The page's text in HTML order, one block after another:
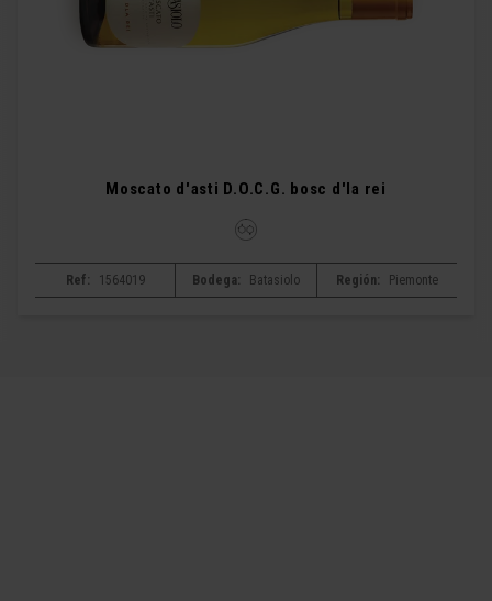
Moscato d'asti D.O.C.G. bosc d'la rei
Ref: 1564019 Bodega: Batasiolo Región: Piemonte